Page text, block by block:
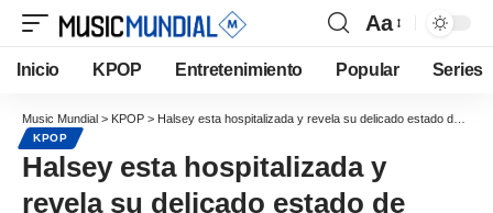
Aa
Inicio KPOP Entretenimiento Popular Series
Music Mundial > KPOP > Halsey esta hospitalizada y revela su delicado estado de salud tras dar a luz
KPOP
Halsey esta hospitalizada y
revela su delicado estado de